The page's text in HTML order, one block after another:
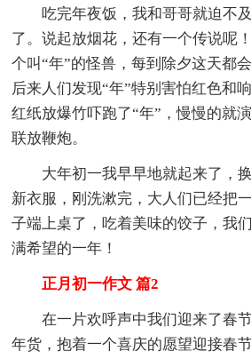
吃完年夜饭，我和哥哥就迫不及
了。说起放烟花，还有一个传说呢
个叫“年”的怪兽，每到除夕这天都
后来人们发现“年”特别害怕红色和
红纸放爆竹吓跑了“年”，慢慢的就
联放鞭炮。
大年初一我早早地就起来了，换
新衣服，刚洗漱完，大人们已经把
子端上桌了，吃着美味的饺子，我
满希望的一年！
正月初一作文 篇2
在一片欢呼声中我们迎来了春节
年货，抱着一个喜庆的愿望迎接春